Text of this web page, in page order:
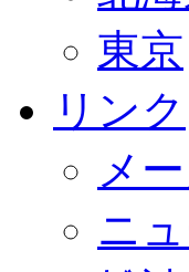
東京
リンク
メ
ニ